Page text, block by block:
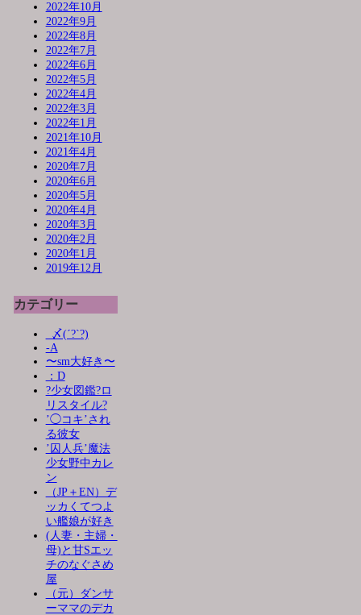
2022年10月
2022年9月
2022年8月
2022年7月
2022年6月
2022年5月
2022年4月
2022年3月
2022年1月
2021年10月
2021年4月
2020年7月
2020年6月
2020年5月
2020年4月
2020年3月
2020年2月
2020年1月
2019年12月
カテゴリー
_〆(´?`?)
-A
〜sm大好き〜
：D
?少女図鑑?ロ
リスタイル?
’◯コキ’され
る彼女
’囚人兵’魔法
少女野中カレ
ン
（JP＋EN）デ
ッカくてつよ
い艦娘が好き
(人妻・主婦・
母)と甘Sエッ
チのなぐさめ
屋
（元）ダンサ
ーママのデカ